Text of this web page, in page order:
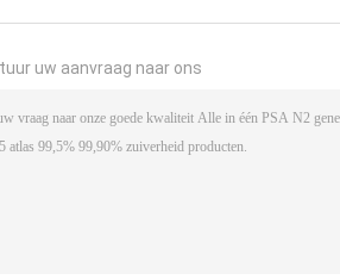
uw aanvraag naar ons